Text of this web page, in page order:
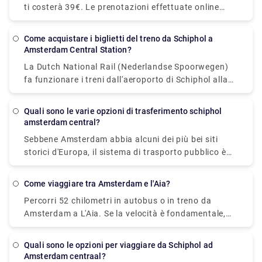
servizio di trasferimenti aeroportuali per i Paesi
veicoli confortevoli. Non devi più portare le tue cose
attraverso il posteggio dei taxi pieno. Puoi
prenotare il trasporto da città a città Rydeu nei
Paesi Bassi da qualsiasi luogo e in qualsiasi
file per i taxi locali.
ti costerà 39€. Le prenotazioni effettuate online
possono costare fino a 55€. Tuttavia, potrebbero
bagaglio, la guida notturna e i viaggi nei giorni
Come acquistare i biglietti del treno da Schiphol a
Amsterdam Central Station?
La Dutch National Rail (Nederlandse Spoorwegen)
fa funzionare i treni dall'aeroporto di Schiphol alla
stazione centrale di Amsterdam in una media di 14-
persona, con un supplemento di 1€ per i biglietti usa
Quali sono le varie opzioni di trasferimento schiphol
amsterdam central?
Sebbene Amsterdam abbia alcuni dei più bei siti
storici d'Europa, il sistema di trasporto pubblico è
moderno e facile da usare. L'azienda pubblica GVB
comprende treni, autobus, tram, metropolitane e,
naturalmente, traghetti. Alcune persone
immaginano difficoltà a muoversi in una città con
165 canali risalenti al IX secolo, eppure viaggiare
dal centro di Amsterdam all'aeroporto di Amsterdam
Schiphol con i mezzi pubblici è semplice, veloce ed
Come viaggiare tra Amsterdam e l'Aia?
Percorri 52 chilometri in autobus o in treno da
Amsterdam a L'Aia. Se la velocità è fondamentale,
l'autobus è l'alternativa migliore, con una durata
importante, un autobus è l'opzione migliore, con
Quali sono le opzioni per viaggiare da Schiphol ad
Amsterdam centraal?